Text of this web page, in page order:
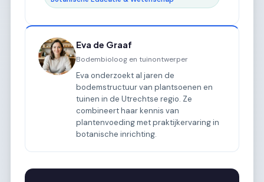
Eva de Graaf
Bodembioloog en tuinontwerper
Eva onderzoekt al jaren de
bodemstructuur van plantsoenen en
tuinen in de Utrechtse regio. Ze
combineert haar kennis van
plantenvoeding met praktijkervaring in
botanische inrichting.